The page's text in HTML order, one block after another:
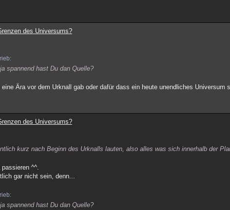
des Universums?
spannend hast Du dan Quelle?
Ära vor dem Urknall gab oder dafür dass ein heute unendliches Universum
des Universums?
kurz nach Beginn des Urknalls lauten, also alles was sich innerhalb der
^^.
gar nicht sein, denn...
spannend hast Du dan Quelle?